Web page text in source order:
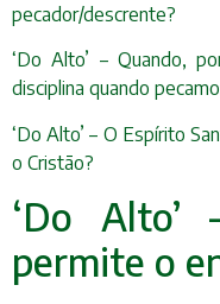
pecador/descrente?
‘Do Alto’ – Quando,
disciplina quando
‘Do Alto’ – O Espírito
o Cristão?
‘Do Alto’
permite o